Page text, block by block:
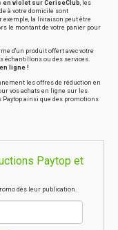
en violet sur CeriseClub, les
à votre domicile sont
la livraison peut être
le montant de votre panier pour
d'un produit offert avec votre
échantillons ou des services.
ligne !
les offres de réduction en
vos achats en ligne sur les
Paytop ainsi que des promotions
Paytop et
dès leur publication.